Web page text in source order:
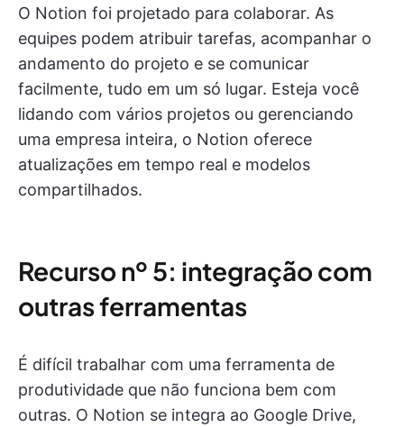
O Notion foi projetado para colaborar. As
equipes podem atribuir tarefas, acompanhar o
andamento do projeto e se comunicar
facilmente, tudo em um só lugar. Esteja você
lidando com vários projetos ou gerenciando
uma empresa inteira, o Notion oferece
atualizações em tempo real e modelos
compartilhados.
Recurso nº 5: integração com
outras ferramentas
É difícil trabalhar com uma ferramenta de
produtividade que não funciona bem com
outras. O Notion se integra ao Google Drive,